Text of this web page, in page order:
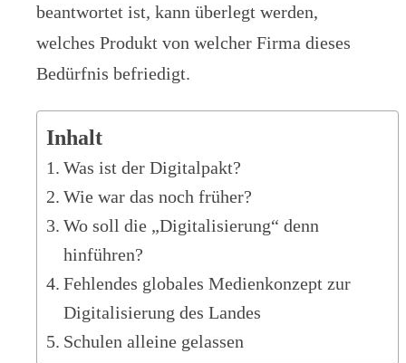
beantwortet ist, kann überlegt werden,
welches Produkt von welcher Firma dieses
Bedürfnis befriedigt.
Inhalt
Was ist der Digitalpakt?
Wie war das noch früher?
Wo soll die „Digitalisierung“ denn
hinführen?
Fehlendes globales Medienkonzept zur
Digitalisierung des Landes
Schulen alleine gelassen